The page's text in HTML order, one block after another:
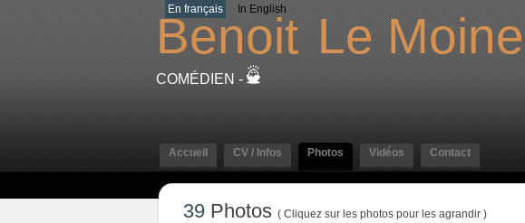
En français In English
Benoit Le Moine
COMÉDIEN -
Accueil CV / Infos Photos Vidéos Contact
39 Photos ( Cliquez sur les photos pour les agrandir )